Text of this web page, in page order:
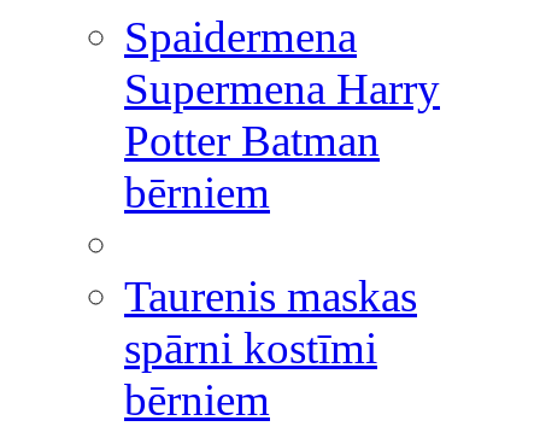
Spaidermena
Supermena Harry
Potter Batman
bērniem
Taurenis maskas
spārni kostīmi
bērniem